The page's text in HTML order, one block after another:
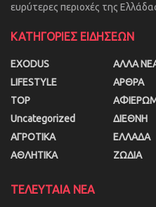
ευρύτερες περιοχές της
ΚΑΤΗΓΟΡΙΕΣ ΕΙΔΗΣΕΩΝ
EXODUS
LIFESTYLE
TOP
Uncategorized
ΑΓΡΟΤΙΚΑ
ΑΘΛΗΤΙΚΑ
ΑΛΛΑ
ΑΡΘΡΑ
ΔΙΕΘΝΗ
ΕΛΛΑΔΑ
ΖΩΔΙΑ
ΤΕΛΕΥΤΑΙΑ ΝΕΑ